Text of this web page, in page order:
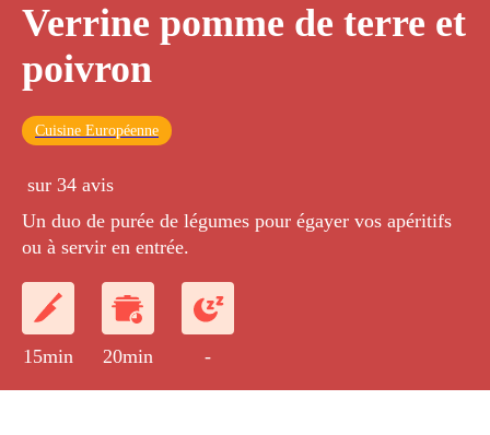
Verrine pomme de terre et
poivron
Cuisine Européenne
sur 34 avis
Un duo de purée de légumes pour égayer vos apéritifs
ou à servir en entrée.
15min 20min -